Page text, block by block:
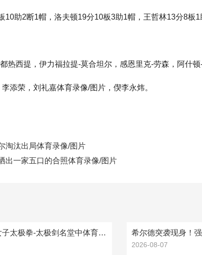
10助2断1帽，洛夫顿19分10板3助1帽，王哲林13分8板1
热西提，伊力福拉提-莫合坦尔，感恩里克-劳森，阿什顿
添荣，刘礼嘉体育录像/图片，偰李永炜。
淘汰出局体育录像/图片
出一家五口的合照体育录像/图片
在成皆举行的技击套路比赛女子太极拳-太极剑名堂中体育录像/图片
2026-08-07